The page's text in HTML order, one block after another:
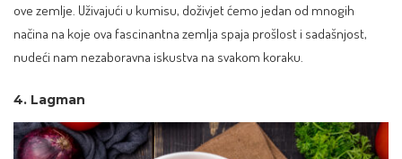
ove zemlje. Uživajući u kumisu, doživjet ćemo jedan od mnogih
načina na koje ova fascinantna zemlja spaja prošlost i sadašnjost,
nudeći nam nezaboravna iskustva na svakom koraku.
4. Lagman